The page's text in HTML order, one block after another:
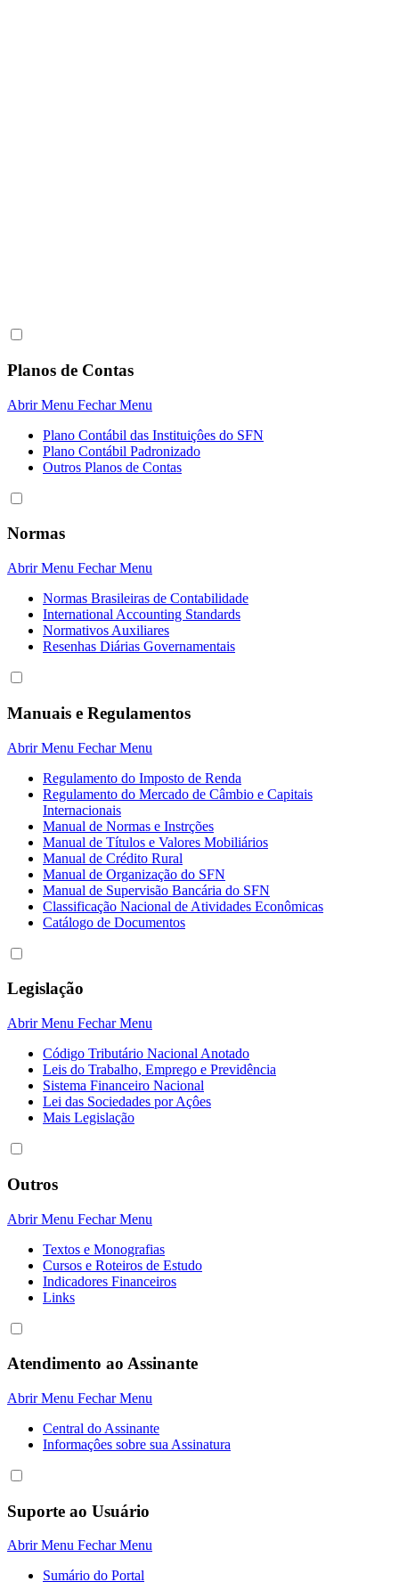
Planos de Contas
Abrir Menu Fechar Menu
Plano Contábil das Instituiçôes do SFN
Plano Contábil Padronizado
Outros Planos de Contas
Normas
Abrir Menu Fechar Menu
Normas Brasileiras de Contabilidade
International Accounting Standards
Normativos Auxiliares
Resenhas Diárias Governamentais
Manuais e Regulamentos
Abrir Menu Fechar Menu
Regulamento do Imposto de Renda
Regulamento do Mercado de Câmbio e Capitais
Internacionais
Manual de Normas e Instrções
Manual de Títulos e Valores Mobiliários
Manual de Crédito Rural
Manual de Organização do SFN
Manual de Supervisão Bancária do SFN
Classificação Nacional de Atividades Econômicas
Catálogo de Documentos
Legislação
Abrir Menu Fechar Menu
Código Tributário Nacional Anotado
Leis do Trabalho, Emprego e Previdência
Sistema Financeiro Nacional
Lei das Sociedades por Açôes
Mais Legislação
Outros
Abrir Menu Fechar Menu
Textos e Monografias
Cursos e Roteiros de Estudo
Indicadores Financeiros
Links
Atendimento ao Assinante
Abrir Menu Fechar Menu
Central do Assinante
Informaçôes sobre sua Assinatura
Suporte ao Usuário
Abrir Menu Fechar Menu
Sumário do Portal